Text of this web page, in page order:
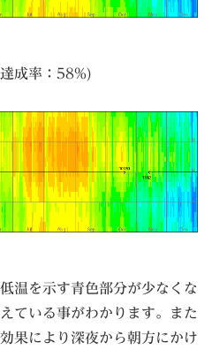
成率：58%)
温を示す青色部分が少なくな
ている事がわかります。また
果により深夜から朝方にかけ